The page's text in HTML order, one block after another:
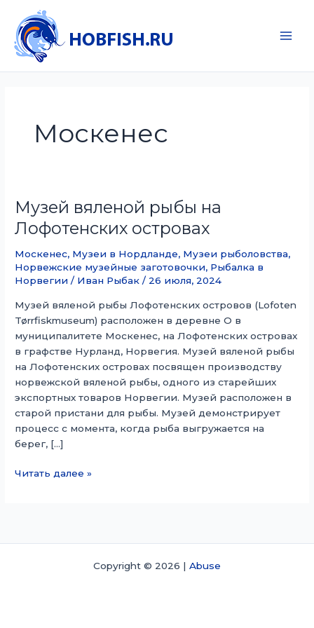
содержимому
Москенес
Музей вяленой рыбы на
Лофотенских островах
Москенес, Музеи в Нордланде, Музеи рыболовства,
Норвежские музейные заготовочки, Рыбалка в
Норвегии / Иван Рыбак/ 26 июля, 2024
Музей вяленой рыбы Лофотенских островов (Lofoten
Tørrfiskmuseum) расположен в деревне О в
муниципалитете Москенес, на Лофотенских островах
в графстве Нурланд, Норвегия. Музей вяленой рыбы
на Лофотенских островах посвящен производству
норвежской вяленой рыбы, одного из старейших
экспортных товаров Норвегии. Музей расположен в
старой пристани для рыбы. Музей демонстрирует
процесс с момента, когда рыба выгружается на
берег, […]
Музей
Читать далее »
Copyright © 2026 | Abuse